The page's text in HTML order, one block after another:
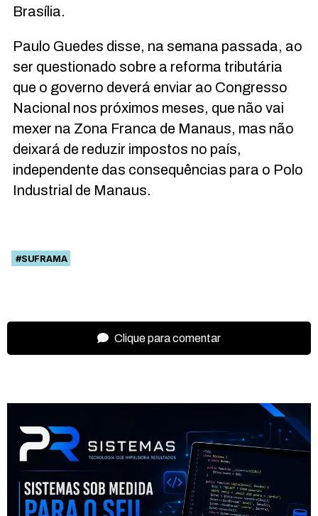
Brasília.
Paulo Guedes disse, na semana passada, ao
ser questionado sobre a reforma tributária
que o governo deverá enviar ao Congresso
Nacional nos próximos meses, que não vai
mexer na Zona Franca de Manaus, mas não
deixará de reduzir impostos no país,
independente das consequências para o Polo
Industrial de Manaus.
#SUFRAMA
Clique para comentar